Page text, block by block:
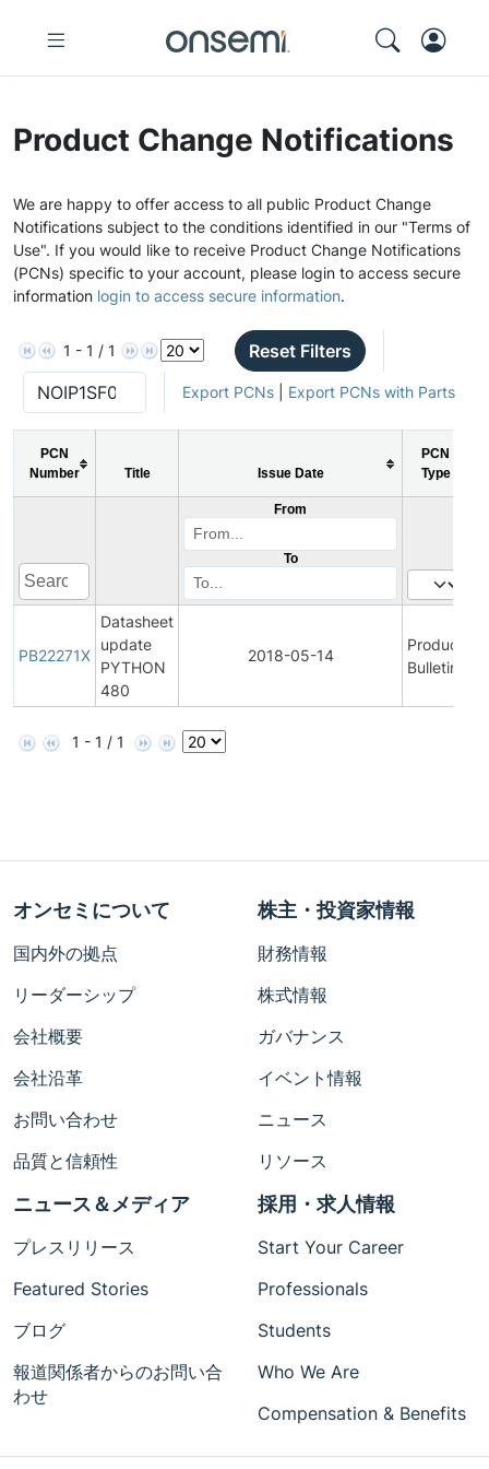
Product Change Notifications
We are happy to offer access to all public Product Change
Notifications subject to the conditions identified in our "Terms of
Use". If you would like to receive Product Change Notifications
(PCNs) specific to your account, please login to access secure
information login to access secure information.
1 - 1 / 1 Reset Filters
Export PCNs| Export PCNs with Parts
PCN
Number
Title Issue Date
PCN
Type
From
To
PB22271X
Datasheet
update
PYTHON
480
2018-05-14
Product
Bulletin
1 - 1 / 1
オンセミについて
国内外の拠点
リーダーシップ
会社概要
会社沿革
お問い合わせ
品質と信頼性
株主・投資家情報
財務情報
株式情報
ガバナンス
イベント情報
ニュース
リソース
ニュース＆メディア
プレスリリース
Featured Stories
ブログ
報道関係者からのお問い合
わせ
採用・求人情報
Start Your Career
Professionals
Students
Who We Are
Compensation & Benefits